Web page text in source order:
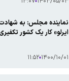
نماینده مجلس: به
ایرلو» کار یک کشور
۱۴۰۰/۱۰/۰۱ ۱۱:۵۲